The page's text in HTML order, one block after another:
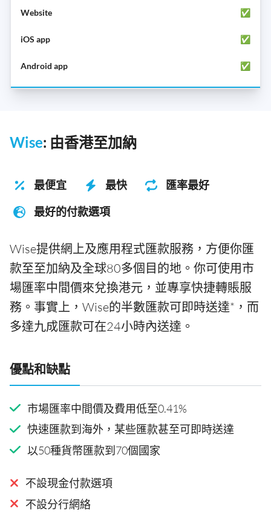
✅
✅
✅
Wise: 由香港至加納
最便宜 最快
匯率最好
最好的付款選項
Wise提供網上及應用程式匯款服務，方便你匯
款至至加納及全球80多個目的地。你可使用市
場匯率中間價來兌換港元，並專享快捷轉賬服
務。事實上，Wise的半數匯款可即時送達*，而
多達九成匯款可在24小時內送達。
優點和缺點
市場匯率中間價及費用低至0.41%
快速匯款到海外，某些匯款甚至可即時送達
以50種貨幣匯款到70個國家
不設現金付款選項
不設分行網絡